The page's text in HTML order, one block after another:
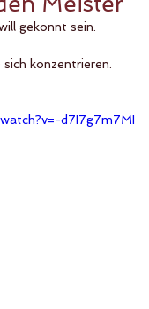
gekonnt sein.
konzentrieren.
d7I7g7m7MI